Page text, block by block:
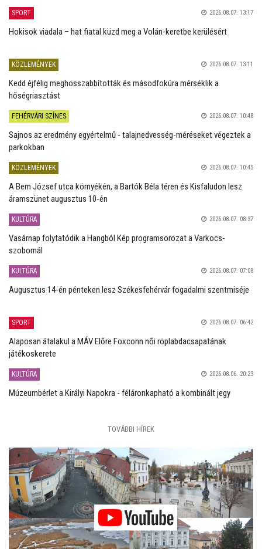
SPORT 2026.08.07. 13:17
Hokisok viadala – hat fiatal küzd meg a Volán-keretbe kerülésért
KÖZLEMÉNYEK 2026.08.07. 13:11
Kedd éjfélig meghosszabbították és másodfokúra mérséklik a
hőségriasztást
FEHÉRVÁRI SZÍNES 2026.08.07. 10:48
Sajnos az eredmény egyértelmű - talajnedvesség-méréseket végeztek a
parkokban
KÖZLEMÉNYEK 2026.08.07. 10:45
A Bem József utca környékén, a Bartók Béla téren és Kisfaludon lesz
áramszünet augusztus 10-én
KULTÚRA 2026.08.07. 08:37
Vasárnap folytatódik a Hangból Kép programsorozat a Varkocs-
szobornál
KULTÚRA 2026.08.07. 07:08
Augusztus 14-én pénteken lesz Székesfehérvár fogadalmi szentmiséje
SPORT 2026.08.07. 06:42
Alaposan átalakul a MÁV Előre Foxconn női röplabdacsapatának
játékoskerete
KULTÚRA 2026.08.06. 20:23
Múzeumbérlet a Királyi Napokra - féláronkapható a kombinált jegy
TOVÁBBI HÍREK